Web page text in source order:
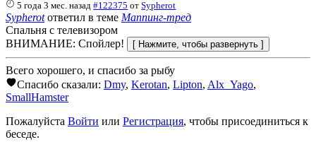
5 года 3 мес. назад #122375 отSypherot
Sypherotответил в теме Маппинг-тред
Спальня с телевизором
ВНИМАНИЕ: Спойлер!
Всего хорошего, и спасибо за рыбу
Спасибо сказали: Dmy, Kerotan, Lipton, Alx_Yago,
SmallHamster
Пожалуйста Войти или Регистрация, чтобы присоединиться к
беседе.